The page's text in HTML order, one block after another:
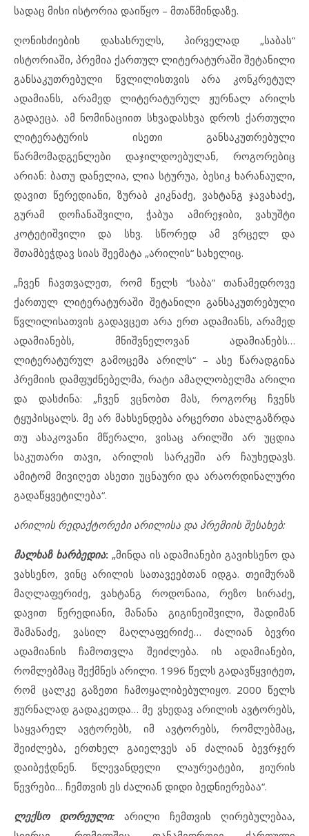
სადაც მისი ისტორია დაიწყო – მთაწმინდაზე.
ღონისძიების დასასრულს, პირველად „საბას“
ისტორიაში, პრემია ქართულ ლიტერატურაში შეტანილი
განსაკუთრებული წვლილისთვის არა კონკრეტულ
ადამიანს, არამედ ლიტერატურულ ჟურნალ არილს
გადაეცა. ამ ნომინაციით სხვადასხვა დროს ქართული
ლიტერატურის ისეთი განსაკუთრებული
წარმომადგენლები დაჯილდოებულან, როგორებიც
არიან: ბათუ დანელია, ლია სტურუა, ბესიკ ხარანაული,
დავით წერედიანი, ზურაბ კიკნაძე, ვახტანგ ჯავახაძე,
გურამ დოჩანაშვილი, ჭაბუა ამირეჯიბი, ვახუშტი
კოტეტიშვილი და სხვ. სწორედ ამ ვრცელ და
შთამბეჭდავ სიას შეემატა „არილის“ სახელიც.
„ჩვენ ჩავთვალეთ, რომ წელს “საბა” თანამედროვე
ქართულ ლიტერატურაში შეტანილი განსაკუთრებული
წვლილისათვის გადავცეთ არა ერთ ადამიანს, არამედ
ადამიანებს, მნიშვნელოვან ადამიანებს…
ლიტერატურულ გამოცემა არილს“ – ასე წარადგინა
პრემიის დამფუძნებელმა, რატი ამაღლობელმა არილი
და დასძინა: „ჩვენ ვცნობთ მას, როგორც ჩვენს
ტყუპისცალს. მე არ მახსენდება არცერთი ახალგაზრდა
თუ ასაკოვანი მწერალი, ვისაც არილში არ უცდია
საკუთარი თავი, არილის სარკეში არ ჩაუხედავს.
ამიტომ მივიღეთ ასეთი უცნაური და არაორდინალური
გადაწყვეტილება“.
არილის რედაქტორები არილისა და პრემიის შესახებ:
მალხაზ ხარბედია:„მინდა ის ადამიანები გავიხსენო და
ვახსენო, ვინც არილის სათავეებთან იდგა. თეიმურაზ
მაღლაფერიძე, ვახტანგ როდონაია, რეზო სირაძე,
დავით წერედიანი, მანანა გიგინეიშვილი, შადიმან
შამანაძე, ვასილ მაღლაფერიძე… ძალიან ბევრი
ადამიანის ჩამოთვლა შეიძლება. ის ადამიანები,
რომლებმაც შექმნეს არილი. 1996 წელს გადავწყვიტეთ,
რომ ცალკე გაზეთი ჩამოყალიბებულიყო. 2000 წელს
ჟურნალად გადაკეთდა… მე ვხედავ არილის ავტორებს,
საყვარელ ავტორებს, იმ ავტორებს, რომლებმაც,
შეიძლება, ერთხელ გაიელვეს ან ძალიან ბევრჯერ
დაიბეჭდნენ. წლევანდელი ლაურეატები, ჟიურის
წევრები… ჩემთვის ეს ძალიან დიდი ბედნიერებაა“.
ლექსო დორეული: არილი ჩემთვის ღირებულებაა,